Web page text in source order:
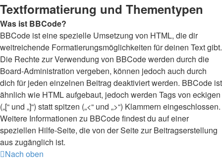
Textformatierung und Thementypen
Was ist BBCode?
BBCode ist eine spezielle Umsetzung von HTML, die dir
weitreichende Formatierungsmöglichkeiten für deinen Text gibt.
Die Rechte zur Verwendung von BBCode werden durch die
Board-Administration vergeben, können jedoch auch durch
dich für jeden einzelnen Beitrag deaktiviert werden. BBCode ist
ähnlich wie HTML aufgebaut, jedoch werden Tags von eckigen
(„[“ und „]“) statt spitzen („<“ und „>“) Klammern eingeschlossen.
Weitere Informationen zu BBCode findest du auf einer
speziellen Hilfe-Seite, die von der Seite zur Beitragserstellung
aus zugänglich ist.
Nach oben